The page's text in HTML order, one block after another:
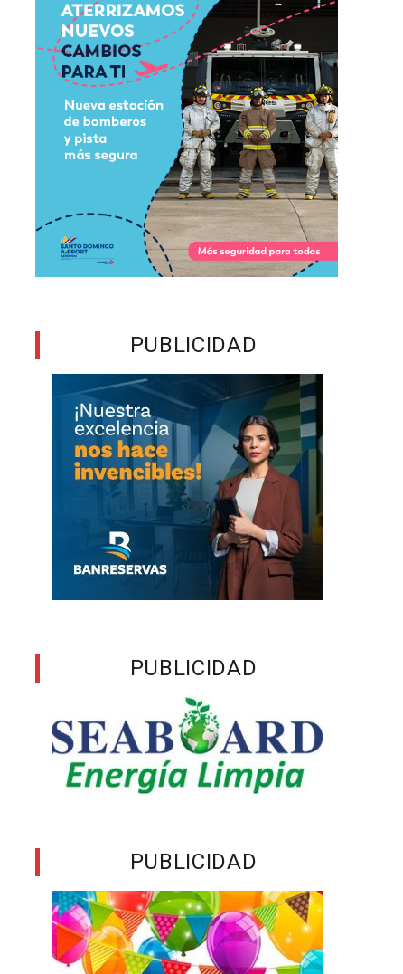
PUBLICIDAD
PUBLICIDAD
PUBLICIDAD